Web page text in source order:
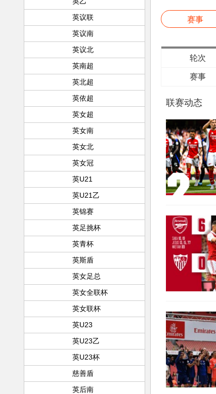
英议联
英议南
英议北
英南超
英北超
英依超
英女超
英女南
英女北
英女冠
英U21
英U21乙
英锦赛
英足挑杯
英青杯
英斯盾
英女足总
英女全联杯
英女联杯
英U23
英U23乙
英U23杯
慈善盾
英后南
赛事
轮次
赛事
联赛动态